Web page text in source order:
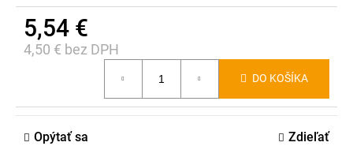
5,54 €
4,50 € bez DPH
DO KOŠÍKA
Opýtať sa Zdieľať
O
d
p
č
a